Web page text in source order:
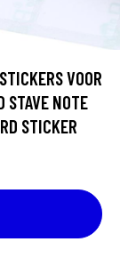
VOOR
STAVE NOTE
STICKER